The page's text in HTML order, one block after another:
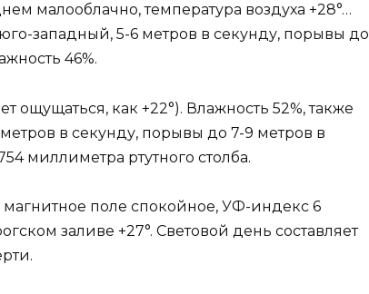
малооблачно, температура воздуха +28°…
западный, 5-6 метров в секунду, порывы до
46%.
ощущаться, как +22°). Влажность 52%, также
в секунду, порывы до 7-9 метров в
миллиметра ртутного столба.
поле спокойное, УФ-индекс 6
заливе +27°. Световой день составляет